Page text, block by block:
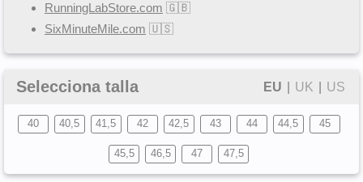
RunningLabStore.com 🇬🇧
SixMinuteMile.com 🇺🇸
Selecciona talla EU UK US
40 40,5 41,5 42 42,5 43 44 44,5 45
45,5 46,5 47 47,5